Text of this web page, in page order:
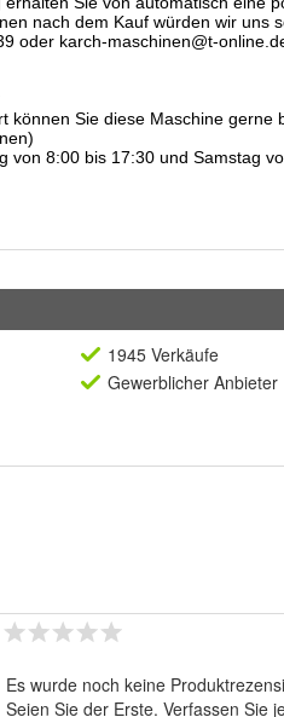
1945 Verkäufe
Gewerblicher Anbieter
Es wurde noch keine
Seien Sie der Erste. Verfassen Sie